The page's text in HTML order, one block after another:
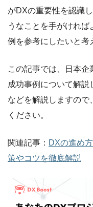
がDXの重要性を認識
うなことを手がけれ
例を参考にしたいと考
この記事では、日本
成功事例について解
などを解説しますので
ください。
関連記事： DXの進め
策やコツを徹底解説